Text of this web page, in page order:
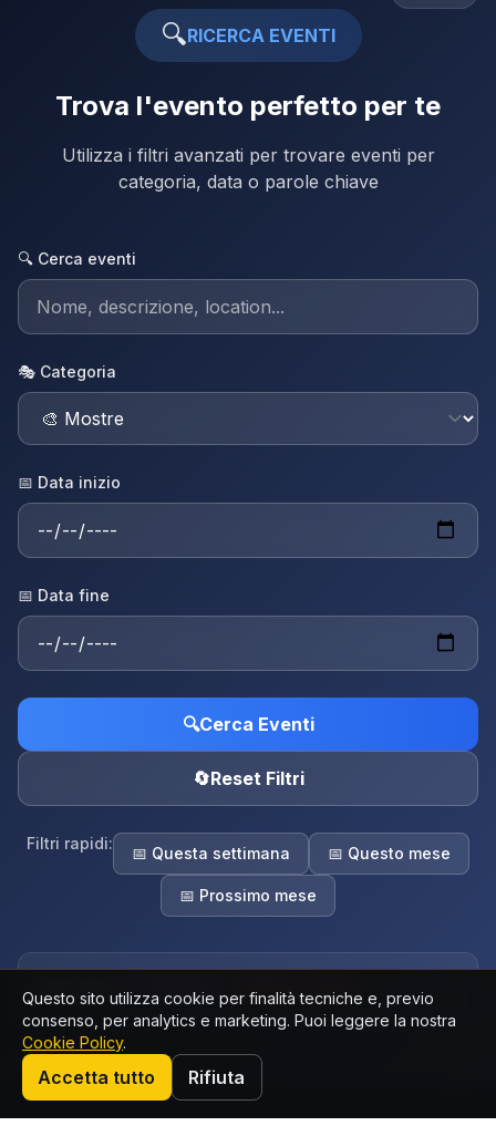
🔍RICERCA EVENTI
Trova l'evento perfetto per te
Utilizza i filtri avanzati per trovare eventi per
categoria, data o parole chiave
🔍 Cerca eventi
🎭 Categoria
📅 Data inizio
📅 Data fine
🔍Cerca Eventi
🔄Reset Filtri
Filtri rapidi:
📅 Questa settimana 📅 Questo mese
📅 Prossimo mese
Questo sito utilizza cookie per finalità tecniche e, previo
consenso, per analytics e marketing. Puoi leggere la nostra
Cookie Policy.
Accetta tutto Rifiuta